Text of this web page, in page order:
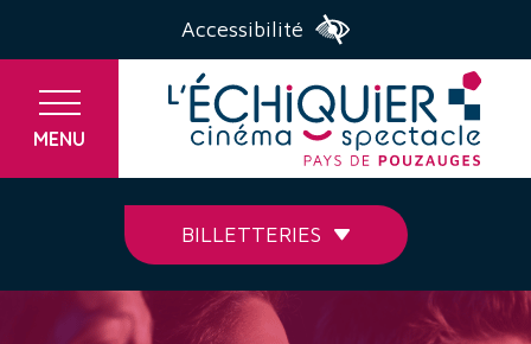
Accessibilité
MENU
BILLETTERIES